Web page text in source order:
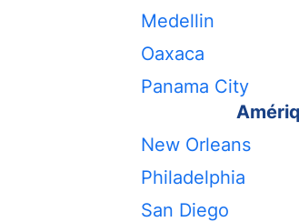
Medellin
Oaxaca
Panama City
New Orleans
Philadelphia
San Diego